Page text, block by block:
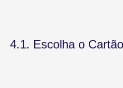
4.1. Escolha o